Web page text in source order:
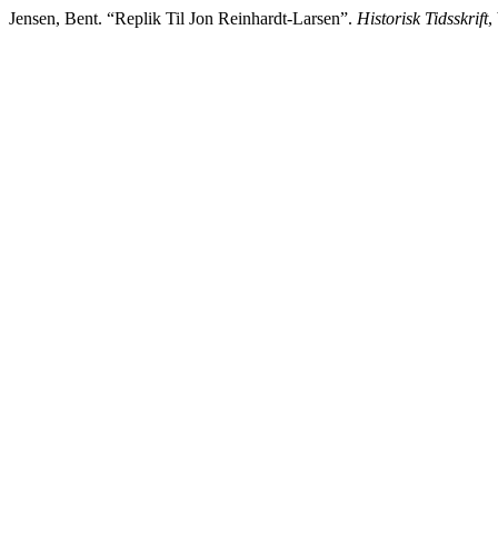
Jensen, Bent. “Replik Til Jon Reinhardt-Larsen”. Historisk Tidsskrift,